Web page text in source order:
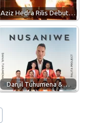
Aziz Hedra Rilis Debut…
Danjil Tuhumena &…